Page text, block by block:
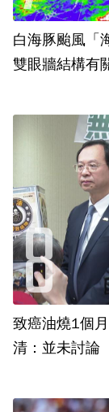
白海豚颱風「
雙眼牆結構有
致癌油燒1個月...
清：並未討論